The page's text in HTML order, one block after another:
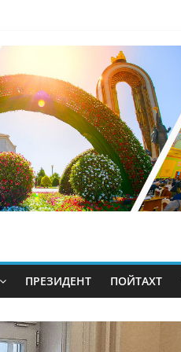
ПРЕЗИДЕНТ ПОЙТАХТ